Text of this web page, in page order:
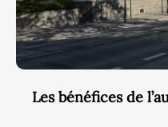
Les bénéfices de